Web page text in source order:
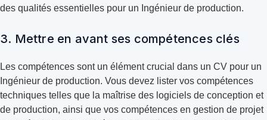
des qualités essentielles pour un Ingénieur de production.
3. Mettre en avant ses compétences clés
Les compétences sont un élément crucial dans un CV pour un
Ingénieur de production. Vous devez lister vos compétences
techniques telles que la maîtrise des logiciels de conception et
de production, ainsi que vos compétences en gestion de projet